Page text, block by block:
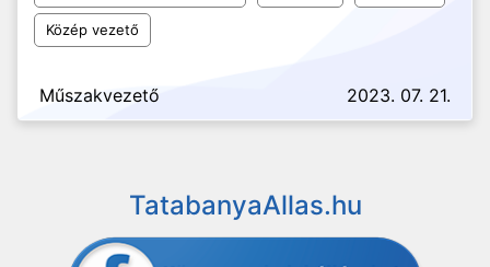
Közép vezető
Műszakvezető 2023. 07. 21.
TatabanyaAllas.hu